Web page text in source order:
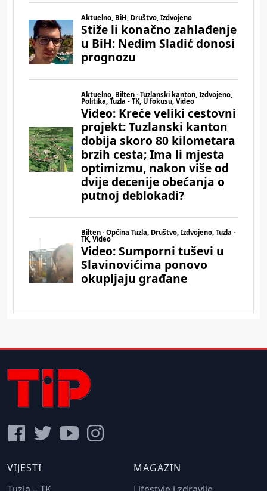
VIJESTI
MAGAZIN